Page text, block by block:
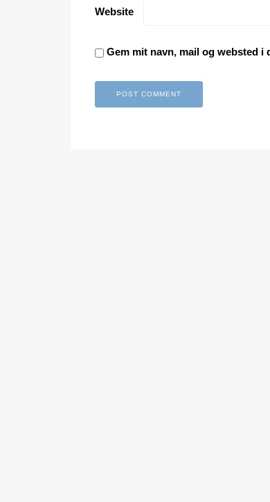
Website
Gem mit navn, mail og websted